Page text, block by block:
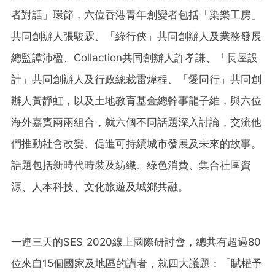
者對話」環節，六位香港青年創變者包括「染樂工房」
共同創辦人張駿霖、「綠行俠」共同創辦人及業務發展
總監譚沛楹、Collaction共同創辦人許孝謙、「長屋設
計」共同創辦人及行政總裁雷煒程、「愛同行」共同創
辦人黃靜虹，以及土地教育基金總幹事龍子維，與六位
海外嘉賓兩兩組合，就六個不同話題深入討論，交流他
們推動社會改變、促進可持續城市發展及未來的故事。
話題包括新時代時裝及紡織、綠色消費、集合社區資
源、人本科技、文化旅遊及城鄉共融。
一連三天的SES 2020線上國際研討會，總共有超過80
位來自15個國家及地區的講者，就四大議題：「賦權予